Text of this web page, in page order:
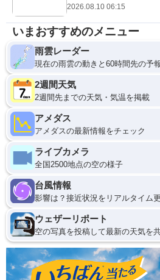
2026.08.10 06:15
いまおすすめのメニュー
雨雲レーダー
現在の雨雲の動きと60時間先の予
2週間天気
2週間先までの天気・気温を掲載
アメダス
アメダスの最新情報をチェック
ライブカメラ
全国2500地点の空の様子
台風情報
影響は？接近状況をリアルタイム
ウェザーリポート
空の写真を投稿して最新の天気を